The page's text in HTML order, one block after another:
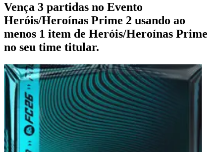
Vença 3 partidas no Evento
Heróis/Heroínas Prime 2 usando ao
menos 1 item de Heróis/Heroínas Prime
no seu time titular.